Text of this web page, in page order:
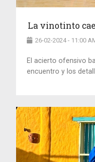
La vinotinto cae
26-02-2024 - 11:00
El acierto ofensivo
encuentro y los